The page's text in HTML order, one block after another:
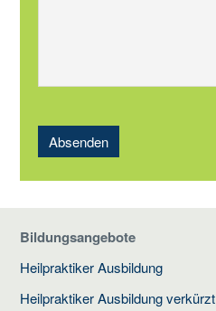
Absenden
Bildungsangebote
Heilpraktiker Ausbildung
Heilpraktiker Ausbildung verkürzt